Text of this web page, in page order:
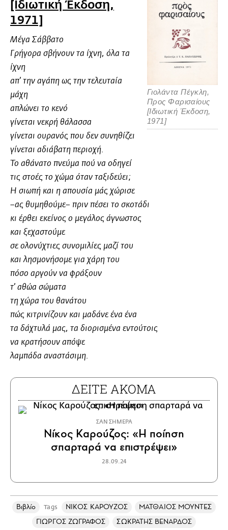
Γιολάντα Πέγκλη,
Προς Φαρισαίους
[Ιδιωτική Έκδοση,
1971]
[Ιδιωτική Έκδοση,
1971]
Μέγα Σάββατο
Γρήγορα σβήνουν τα ίχνη, όλα τα
ίχνη
απ’ την αγάπη ως την τελευταία
μάχη
απλώνει το κενό
γίνεται νεκρή θάλασσα
γίνεται ουρανός που δεν συνηθίζει
γίνεται αδιάβατη περιοχή.
Το αθάνατο πνεύμα πού να οδηγεί
τις στοές το χώμα όταν ταξιδεύει;
Η σιωπή και η απουσία μάς χώρισε
–ας θυμηθούμε– πριν πέσει το σκοτάδι
κι έρθει εκείνος ο μεγάλος άγνωστος
και ξεχαστούμε
σε ολονύχτιες συνομιλίες μαζί του
και λησμονήσομε για χάρη του
πόσο αργούν να φράξουν
τ’ αθώα σώματα
τη χώρα του θανάτου
πώς κιτρινίζουν και μαδάνε ένα ένα
τα δάχτυλά μας, τα διορισμένα εντούτοις
να κρατήσουν απόψε
λαμπάδα αναστάσιμη.
ΔΕΙΤΕ ΑΚΟΜΑ
ΣΑΝ ΣΗΜΕΡΑ
Νίκος Καρούζος: «Η ποίηση
σπαρταρά να επιστρέψει»
28.09.24
Βιβλίο Tags ΝΙΚΟΣ ΚΑΡΟΥΖΟΣ
ΜΑΤΘΑΙΟΣ ΜΟΥΝΤΕΣ
ΓΙΩΡΓΟΣ ΖΩΓΡΑΦΟΣ
ΣΩΚΡΑΤΗΣ ΒΕΝΑΡΔΟΣ